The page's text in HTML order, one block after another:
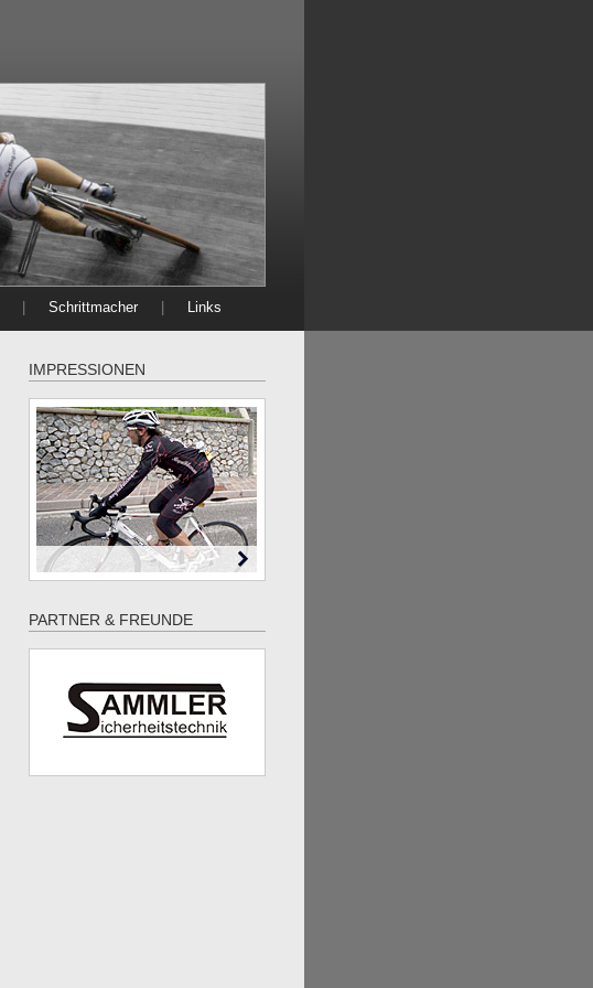
Schrittmacher Links
IMPRESSIONEN
PARTNER & FREUNDE